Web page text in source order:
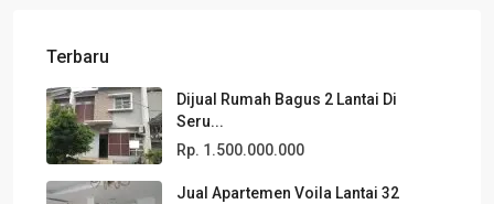
Terbaru
Dijual Rumah Bagus 2 Lantai Di
Seru...
Rp. 1.500.000.000
Jual Apartemen Voila Lantai 32